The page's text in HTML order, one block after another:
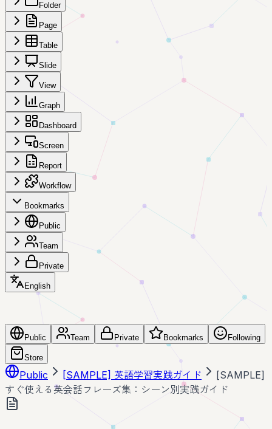
Folder
Page
Table
Slide
View
Graph
Dashboard
Screen
Report
Workflow
Bookmarks
Public
Team
Private
English
Public Team Private Bookmarks Following
Store
Public [SAMPLE] 英語学習実践ガイド
[SAMPLE]
すぐ使える英会話フレーズ集：シーン別実践ガイド